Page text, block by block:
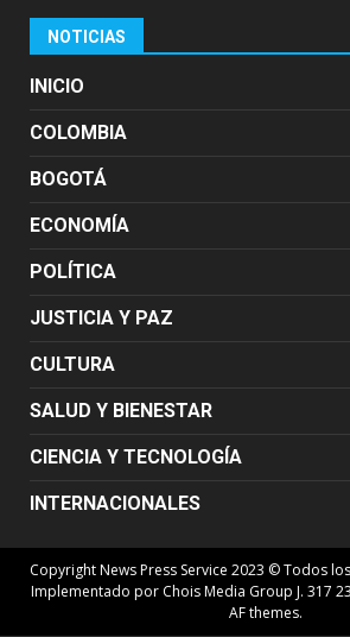
NOTICIAS
INICIO
COLOMBIA
BOGOTÁ
ECONOMÍA
POLÍTICA
JUSTICIA Y PAZ
CULTURA
SALUD Y BIENESTAR
CIENCIA Y TECNOLOGÍA
INTERNACIONALES
Copyright News Press Service 2023 © Todos
Implementado por Chois Media Group J. 317
AF themes.